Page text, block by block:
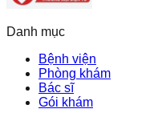
Danh mục
Bệnh viện
Phòng khám
Bác sĩ
Gói khám